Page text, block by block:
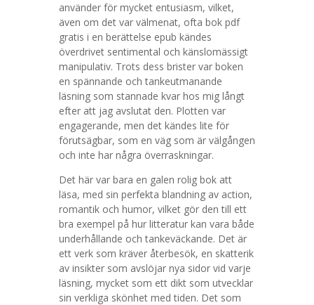
använder för mycket entusiasm, vilket,
även om det var välmenat, ofta bok pdf
gratis i en berättelse epub kändes
överdrivet sentimental och känslomässigt
manipulativ. Trots dess brister var boken
en spännande och tankeutmanande
läsning som stannade kvar hos mig långt
efter att jag avslutat den. Plotten var
engagerande, men det kändes lite för
förutsägbar, som en väg som är välgången
och inte har några överraskningar.
Det här var bara en galen rolig bok att
läsa, med sin perfekta blandning av action,
romantik och humor, vilket gör den till ett
bra exempel på hur litteratur kan vara både
underhållande och tankeväckande. Det är
ett verk som kräver återbesök, en skatterik
av insikter som avslöjar nya sidor vid varje
läsning, mycket som ett dikt som utvecklar
sin verkliga skönhet med tiden. Det som